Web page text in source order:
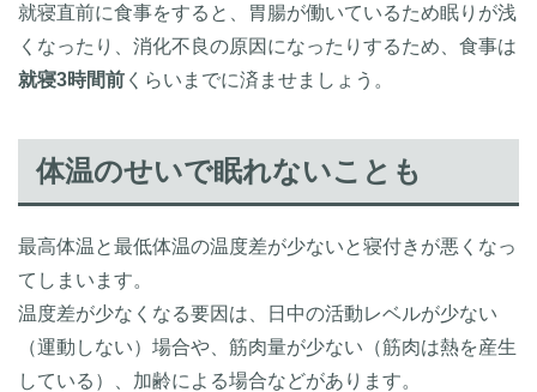
就寝直前に食事をすると、胃腸が働いているため眠りが浅
くなったり、消化不良の原因になったりするため、食事は
就寝3時間前 くらいまでに済ませましょう。
体温のせいで眠れないことも
最高体温と最低体温の温度差が少ないと寝付きが悪くなっ
てしまいます。
温度差が少なくなる要因は、日中の活動レベルが少ない
（運動しない）場合や、筋肉量が少ない（筋肉は熱を産生
している）、加齢による場合などがあります。